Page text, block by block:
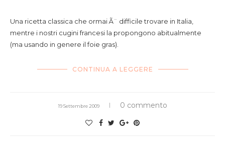
Una ricetta classica che ormai Ã¨ difficile trovare in Italia,
mentre i nostri cugini francesi la propongono abitualmente
(ma usando in genere il foie gras).
CONTINUA A LEGGERE
19 Settembre 2009 0 commento